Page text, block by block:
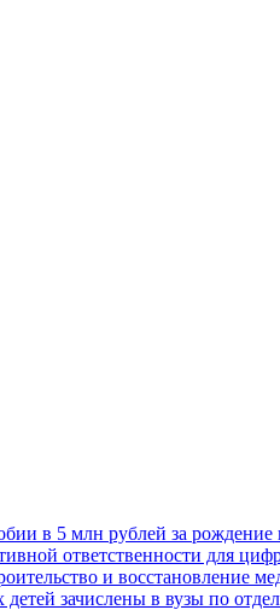
в 5 млн рублей за рождение
ответственности для
и восстановление
зачислены в вузы по